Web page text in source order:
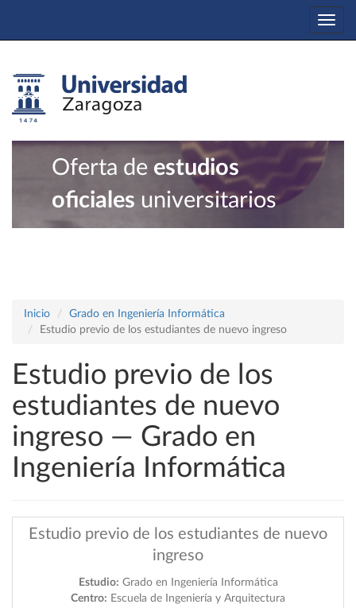
Oferta de estudios
oficiales universitarios
Inicio
Grado en Ingeniería Informática
Estudio previo de los estudiantes de nuevo ingreso
Estudio previo de los
estudiantes de nuevo
ingreso — Grado en
Ingeniería Informática
Estudio previo de los estudiantes de nuevo
ingreso
Estudio: Grado en Ingeniería Informática
Centro: Escuela de Ingeniería y Arquitectura